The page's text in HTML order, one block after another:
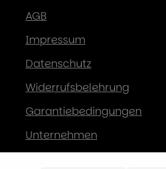
AGB
Impressum
Datenschutz
Widerrufsbelehrung
Garantiebedingungen
Unternehmen